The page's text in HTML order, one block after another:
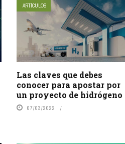
ARTÍCULOS
Las claves que debes
conocer para apostar por
un proyecto de hidrógeno
07/03/2022